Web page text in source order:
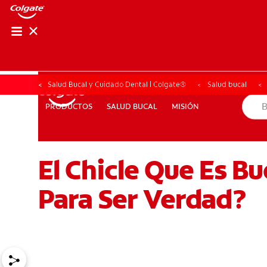
PRODUCTOS SALUD BUCAL MISIÓN
PARA PROFESIONALES CUPONES DONDE COMPRAR
PRODUCTOS SALUD BUCAL MISIÓN
CHEQUEO DE
Salud Bucal y Cuidado Dental | Colgate® Salud bucal
El Chicle Que Es
Para Ser Verdad?